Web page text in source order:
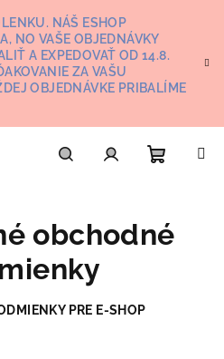
NÁŠ ESHOP
NO VAŠE OBJEDNÁVKY
A EXPEDOVAŤ OD 14.8.
ZA VAŠU
OBJEDNÁVKE PRIBALÍME
košík
obchodné
PRE E-SHOP